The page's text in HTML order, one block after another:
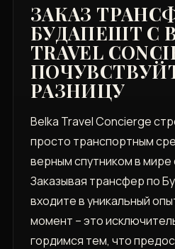
ЗАКАЗ
БУДАПЕШТ С
TRAVEL
РАЗНИЦУ
Belka Travel Concierge
просто транспортным
верным спутником в мире
Заказывая трансфер по
входите в уникальный
момент – это
гордимся тем, что